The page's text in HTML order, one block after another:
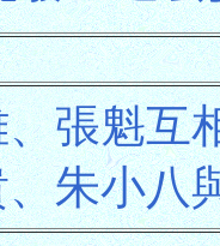
張魁互
朱小八